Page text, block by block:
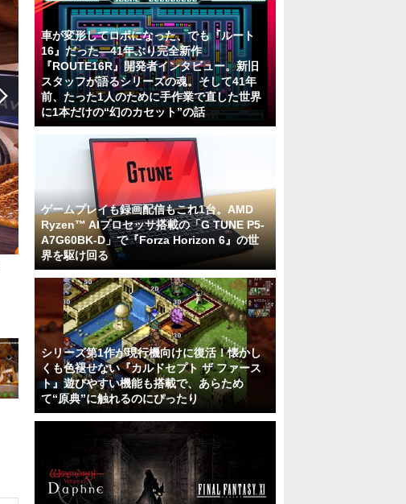
車が変形してロボになった、でも『ルート
16』だった―41年ぶり完全新作
『ROUTE16R』開発者インタビュー。新旧
スタッフが語るシリーズの魂。そして41年
前、たった1人のために手作業で直した世界
に1本だけの“幻のカセット”の話
ゲームプレイも録画配信もこれ1台。AMD
Ryzen™ AIプロセッサ搭載の「G TUNE P5-
A7G60BK-D」で『Forza Horizon 6』の世
界を駆け回る
シリーズ第1作が現行機向けに復活！懐かし
くも色褪せない『カルドセプト ザ ファース
ト』遊びやすい機能も搭載で、あらため
て“原典”に触れるのにぴったり